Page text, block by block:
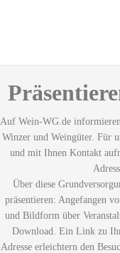
Auf Wein-WG.de
Winzer und Weingüter. Für
und mit Ihnen Kontakt
Über diese
präsentieren: Angefangen
und Bildform über
Download. Ein Link zu
Adresse erleichtern den